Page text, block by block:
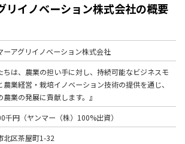
リイノベーション株式会社の概要
ーアグリイノベーション株式会社
ちは、農業の担い手に対し、持続可能なビジネスモ
農業経営・栽培イノベーション技術の提供を通じ、
農業の発展に貢献します。』
千円（ヤンマー（株）100%出資）
北区茶屋町1-32